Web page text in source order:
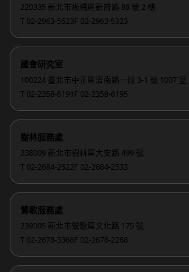
220335 新北市板橋區新府路 88 號 2 樓
T 02-2963-5523F 02-2963-5323
國會研究室
100224 臺北市中正區濟南路一段 3-1 號 1007 室
T 02-2358-6191 F 02-2358-6195
樹林服務處
238009 新北市樹林區大安路 499 號
T 02-2684-2522F 02-2684-2533
鶯歌服務處
239005 新北市鶯歌區文化路 175 號
T 02-2678-3368F 02-2678-2268